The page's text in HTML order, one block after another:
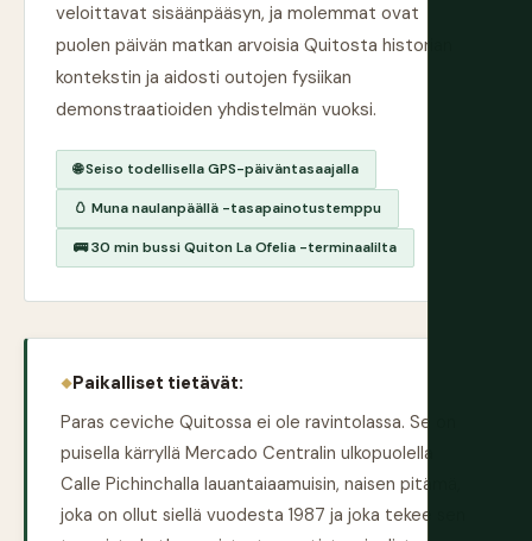
veloittavat sisäänpääsyn, ja molemmat ovat
puolen päivän matkan arvoisia Quitosta historian
kontekstin ja aidosti outojen fysiikan
demonstraatioiden yhdistelmän vuoksi.
🌐 Seiso todellisella GPS-päiväntasaajalla
🥚 Muna naulanpäällä -tasapainotustemppu
🚌 30 min bussi Quiton La Ofelia -terminaalilta
Paikalliset tietävät:
Paras ceviche Quitossa ei ole ravintolassa. Se on
puisella kärryllä Mercado Centralin ulkopuolella
Calle Pichinchalla lauantaiaamuisin, naisen pitämä,
joka on ollut siellä vuodesta 1987 ja joka tekee sen